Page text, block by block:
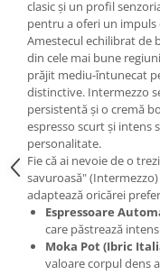
clasic și un profil
pentru a oferi un impuls
Amestecul echilibrat de
din cele mai bune
prăjit mediu-întunecat
distinctive. Intermezzo
persistentă și o cremă
espresso scurt și intens
personalitate.
Fie că ai nevoie de o
savuroasă"
adaptează oricărei
Espressoare
care păstrează
Moka Pot (Ibric
valoare corpul dens